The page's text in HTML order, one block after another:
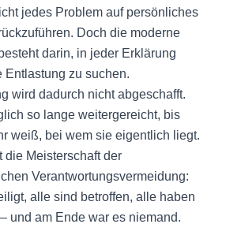
jedes Problem auf persönliches
Doch die moderne
darin, in jeder Erklärung
Entlastung zu suchen.
wird dadurch nicht abgeschafft.
so lange weitergereicht, bis
weiß, bei wem sie eigentlich liegt.
die Meisterschaft der
Verantwortungsvermeidung:
alle sind betroffen, alle haben
und am Ende war es niemand.